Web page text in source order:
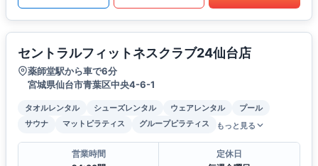
セントラルフィットネスクラブ24仙台店
薬師堂駅から車で6分
宮城県仙台市青葉区中央4-6-1
タオルレンタル シューズレンタル ウェアレンタル
プール
サウナ
マットピラティス グループピラティス もっと見る
営業時間
定休日